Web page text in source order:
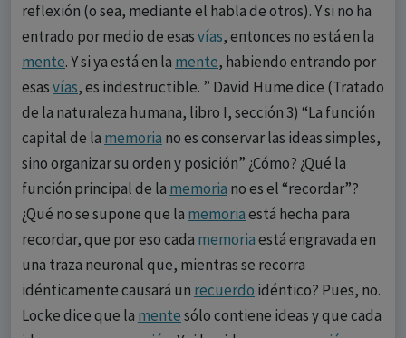
reflexión (o sea, mediante el habla de otros). Y si no ha
entrado por medio de esasvías, entonces no está en la
mente. Y si ya está en la mente, habiendo entrando por
esasvías, es indestructible. ” David Hume dice (Tratado
de la naturaleza humana, libro I, sección 3) “La función
capital de la memoria no es conservar las ideas simples,
sino organizar su orden y posición” ¿Cómo? ¿Qué la
función principal de la memoria no es el “recordar”?
¿Qué no se supone que la memoriaestá hecha para
recordar, que por eso cada memoriaestá engravada en
una traza neuronal que, mientras se recorra
idénticamente causará un recuerdo idéntico? Pues, no.
Locke dice que la mentesólo contiene ideas y que cada